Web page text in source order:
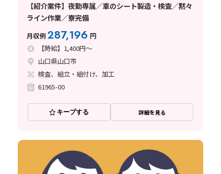
【紹介案件】夜勤専属／車のシート製造・検査／黙々
ライン作業／寮完備
月収例287,196 円
【時給】1,400円～
山口県山口市
検査、組立・組付け、加工
61965-00
キープする 詳細を見る